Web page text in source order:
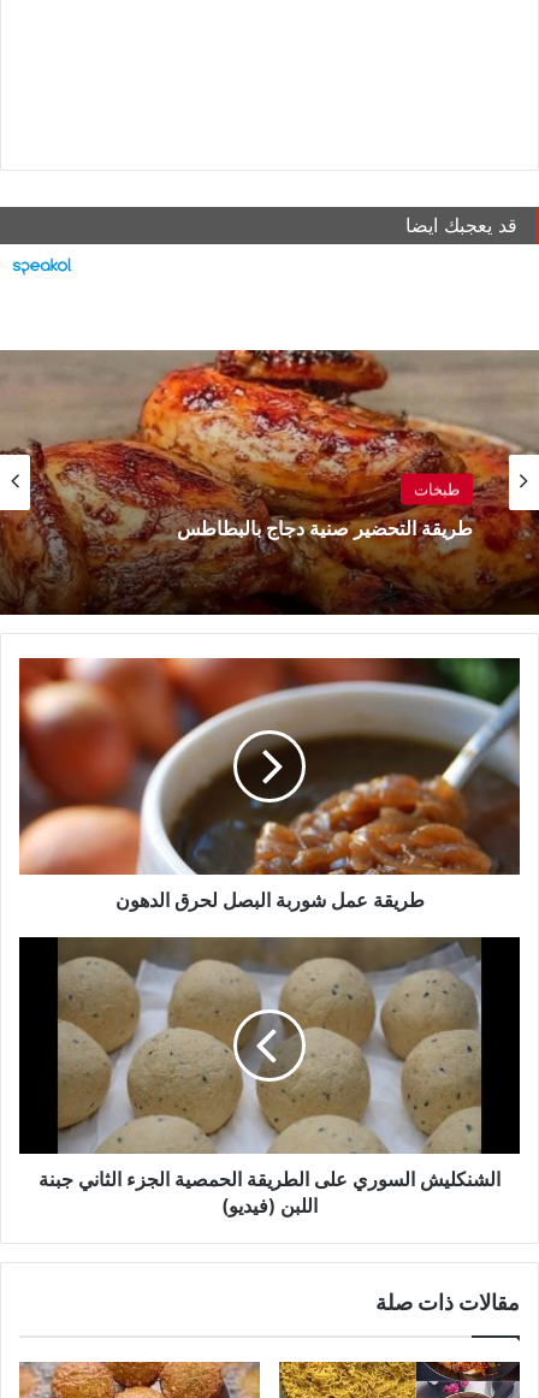
قد يعجبك ايضا
طبخات
طريقة التحضير صنية دجاج بالبطاطس
طبخات
طريقة تحضير وصفة دجاج بوبايز الحار طريقة
عمل
شوربة
البصل
لحرق
طريقة عمل شوربة البصل لحرق الدهون
الشنكليش
السوري
الطريقة
الحمصية
اللبن
(فيديو)
الشنكليش السوري على الطريقة الحمصية الجزء الثاني جبنة
اللبن (فيديو)
مقالات ذات صلة